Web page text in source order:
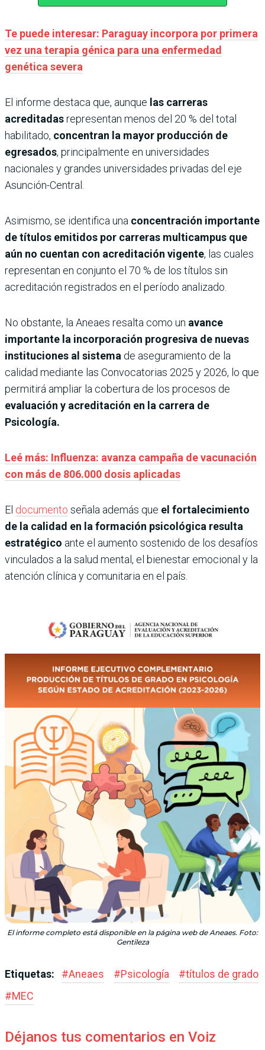
Te puede interesar: Paraguay incorpora por primera
vez una terapia génica para una enfermedad
genética severa
El informe destaca que, aunque las carreras
acreditadasrepresentan menos del 20 % del total
habilitado, concentran la mayor producción de
egresados, principalmente en universidades
nacionales y grandes universidades privadas del eje
Asunción-Central.
Asimismo, se identifica una concentración importante
de títulos emitidos por carreras multicampus que
aún no cuentan con acreditación vigente, las cuales
representan en conjunto el 70 % de los títulos sin
acreditación registrados en el período analizado.
No obstante, la Aneaes resalta como un avance
importante la incorporación progresiva de nuevas
instituciones al sistema de aseguramiento de la
calidad mediante las Convocatorias 2025 y 2026, lo que
permitirá ampliar la cobertura de los procesos de
evaluación y acreditación en la carrera de
Psicología.
Leé más: Influenza: avanza campaña de vacunación
con más de 806.000 dosis aplicadas
El documento señala además que el fortalecimiento
de la calidad en la formación psicológica resulta
estratégico ante el aumento sostenido de los desafíos
vinculados a la salud mental, el bienestar emocional y la
atención clínica y comunitaria en el país.
El informe completo está disponible en la página web de Aneaes. Foto:
Gentileza
Etiquetas: #Aneaes #Psicología #títulos de grado
#MEC
Déjanos tus comentarios en Voiz